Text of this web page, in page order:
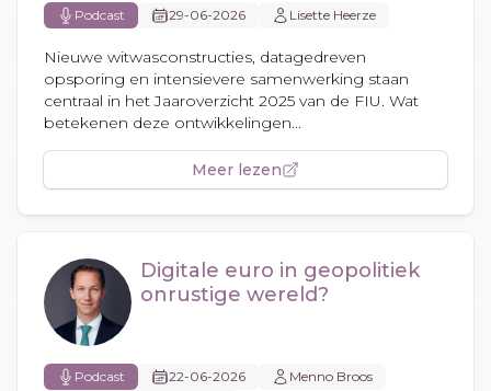
Podcast 29-06-2026 Lisette Heerze
Nieuwe witwasconstructies, datagedreven
opsporing en intensievere samenwerking staan
centraal in het Jaaroverzicht 2025 van de FIU. Wat
betekenen deze ontwikkelingen...
Meer lezen
Digitale euro in geopolitiek
onrustige wereld?
Podcast 22-06-2026
Menno Broos